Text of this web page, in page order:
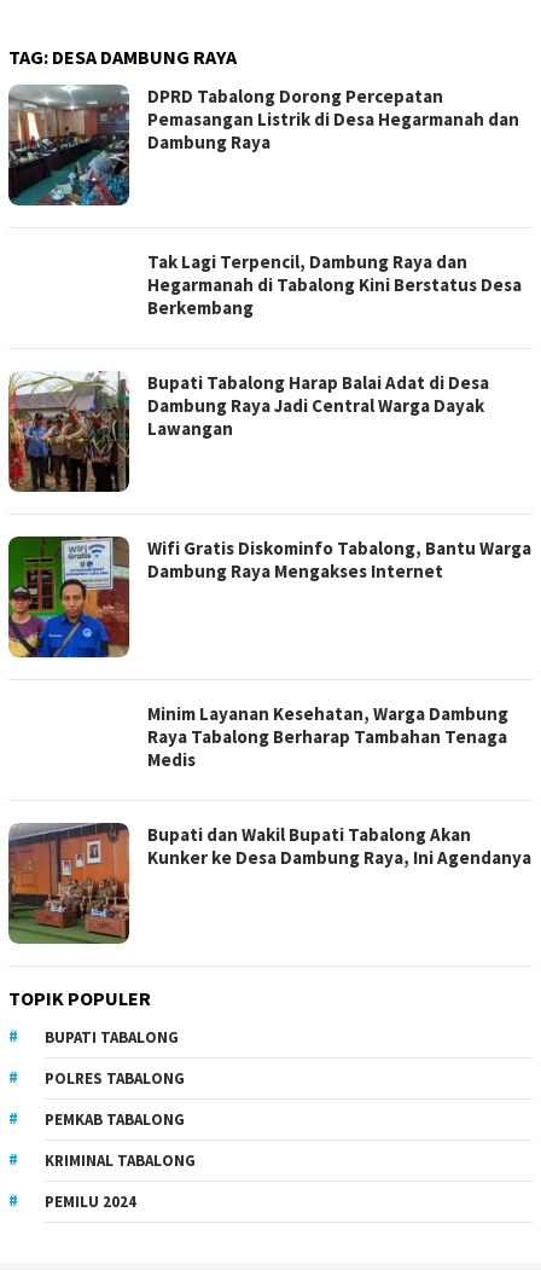
TAG: DESA DAMBUNG RAYA
DPRD Tabalong Dorong Percepatan
Pemasangan Listrik di Desa Hegarmanah dan
Dambung Raya
Tak Lagi Terpencil, Dambung Raya dan
Hegarmanah di Tabalong Kini Berstatus Desa
Berkembang
Bupati Tabalong Harap Balai Adat di Desa
Dambung Raya Jadi Central Warga Dayak
Lawangan
Wifi Gratis Diskominfo Tabalong, Bantu Warga
Dambung Raya Mengakses Internet
Minim Layanan Kesehatan, Warga Dambung
Raya Tabalong Berharap Tambahan Tenaga
Medis
Bupati dan Wakil Bupati Tabalong Akan
Kunker ke Desa Dambung Raya, Ini Agendanya
TOPIK POPULER
BUPATI TABALONG
POLRES TABALONG
PEMKAB TABALONG
KRIMINAL TABALONG
PEMILU 2024